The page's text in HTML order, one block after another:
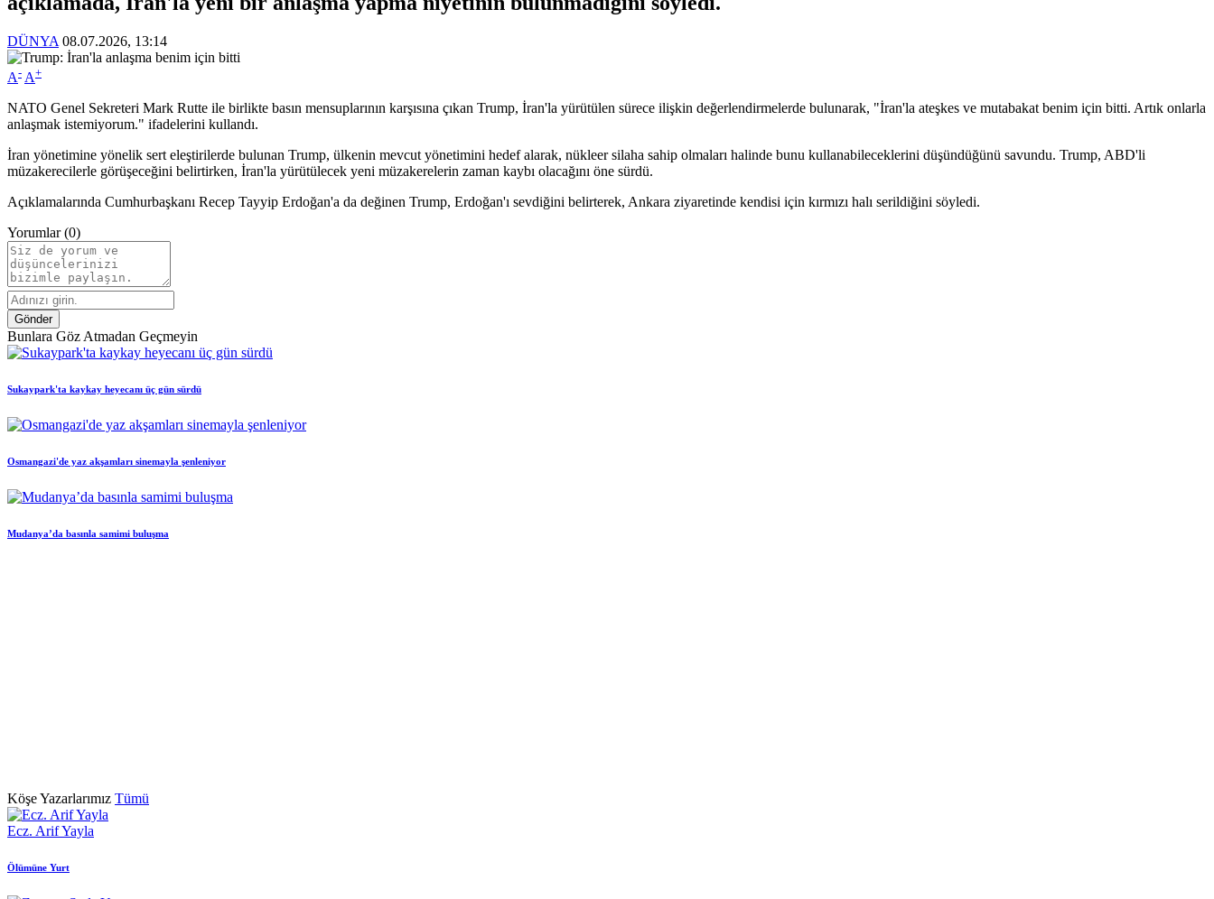
DÜNYA 08.07.2026, 13:14
A- A+
NATO Genel Sekreteri Mark Rutte ile birlikte basın mensuplarının karşısına çıkan Trump, İran'la yürütülen sürece ilişkin değerlendirmelerde bulunarak, "İran'la ateşkes ve mutabakat benim için bitti. Artık onlarla
anlaşmak istemiyorum." ifadelerini kullandı.
İran yönetimine yönelik sert eleştirilerde bulunan Trump, ülkenin mevcut yönetimini hedef alarak, nükleer silaha sahip olmaları halinde bunu kullanabileceklerini düşündüğünü savundu. Trump, ABD'li
müzakerecilerle görüşeceğini belirtirken, İran'la yürütülecek yeni müzakerelerin zaman kaybı olacağını öne sürdü.
Açıklamalarında Cumhurbaşkanı Recep Tayyip Erdoğan'a da değinen Trump, Erdoğan'ı sevdiğini belirterek, Ankara ziyaretinde kendisi için kırmızı halı serildiğini söyledi.
Yorumlar (0)
Gönder
Bunlara Göz Atmadan Geçmeyin
Sukaypark'ta kaykay heyecanı üç gün sürdü
Osmangazi'de yaz akşamları sinemayla şenleniyor
Mudanya’da basınla samimi buluşma
Köşe Yazarlarımız Tümü
Ecz. Arif Yayla
Ölümüne Yurt